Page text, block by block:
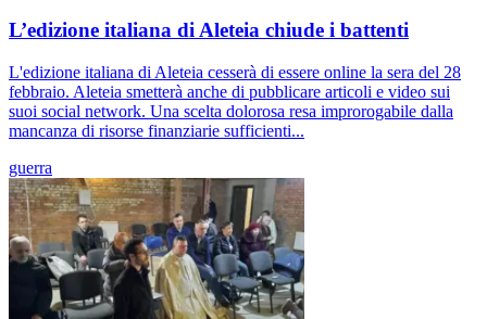
L’edizione italiana di Aleteia chiude i battenti
L'edizione italiana di Aleteia cesserà di essere online la sera del 28
febbraio. Aleteia smetterà anche di pubblicare articoli e video sui
suoi social network. Una scelta dolorosa resa improrogabile dalla
mancanza di risorse finanziarie sufficienti...
guerra